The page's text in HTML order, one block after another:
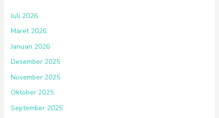
Juli 2026
Maret 2026
Januari 2026
Desember 2025
November 2025
Oktober 2025
September 2025